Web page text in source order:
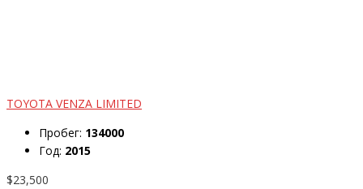
TOYOTA VENZA LIMITED
Пробег: 134000
Год: 2015
$23,500